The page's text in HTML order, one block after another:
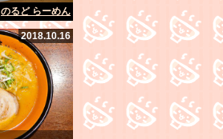
のるど らーめん
2018.10.16